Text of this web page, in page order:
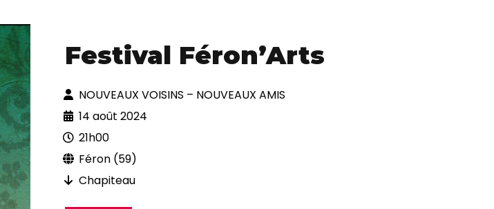
Festival Féron’Arts
NOUVEAUX VOISINS – NOUVEAUX AMIS
14 août 2024
21h00
Féron (59)
Chapiteau